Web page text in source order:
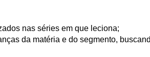
nas séries em que leciona;
da matéria e do segmento,